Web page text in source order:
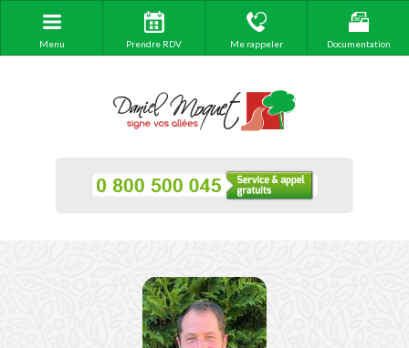
Menu Prendre RDV Me rappeler Documentation